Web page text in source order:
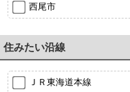
西尾市
住みたい沿線
ＪＲ東海道本線